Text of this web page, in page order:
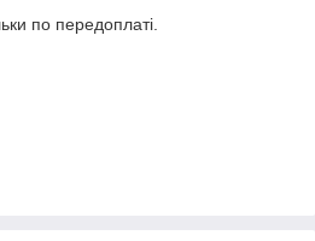
по передоплаті.